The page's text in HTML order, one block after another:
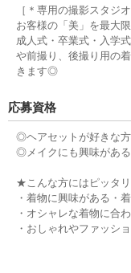
［＊専用の撮影スタジオ
お客様の「美」を最大
成人式・卒業式・入学
や前撮り、後撮り用の
きます◎
応募資格
◎ヘアセットが好きな
◎メイクにも興味があ
★こんな方にはピッタ
・着物に興味がある・
・オシャレな着物に合
・おしゃれやファッシ